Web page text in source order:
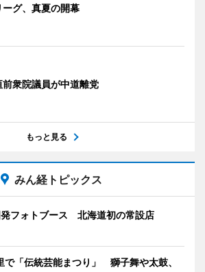
ーグ、真夏の開幕
前衆院議員が中道離党
もっと見る
みん経トピックス
フォトブース 北海道初の常設店
で「伝統芸能まつり」 獅子舞や太鼓、